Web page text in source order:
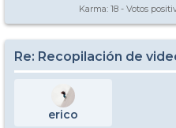
Karma: 18 - Votos
Re: Recopilación de
erico